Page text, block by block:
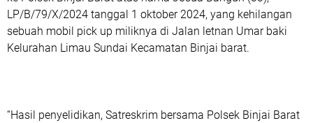
LP/B/79/X/2024 tanggal 1 oktober 2024, yang kehilangan
sebuah mobil pick up miliknya di Jalan letnan Umar baki
Kelurahan Limau Sundai Kecamatan Binjai barat.
“Hasil penyelidikan, Satreskrim bersama Polsek Binjai Barat